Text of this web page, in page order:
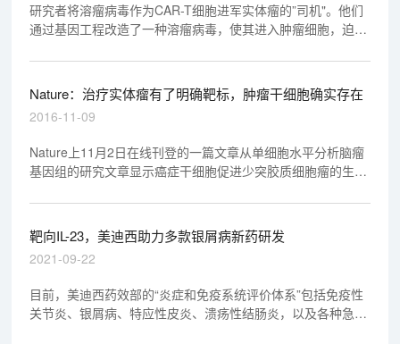
研究者将溶瘤病毒作为CAR-T细胞进军实体瘤的”司机"。他们
通过基因工程改造了一种溶瘤病毒，使其进入肿瘤细胞，迫使
这种溶瘤病毒（被称为OV19t）能在三阴性乳腺癌细胞系以及
胰腺癌、前列腺癌、卵巢癌和头颈癌、脑肿瘤细胞中起效。
Nature：治疗实体瘤有了明确靶标，肿瘤干细胞确实存在
2016-11-09
Nature上11月2日在线刊登的一篇文章从单细胞水平分析脑瘤
基因组的研究文章显示癌症干细胞促进少突胶质细胞瘤的生
靶向IL-23，美迪西助力多款银屑病新药研发
2021-09-22
目前，美迪西药效部的“炎症和免疫系统评价体系”包括免疫性
关节炎、银屑病、特应性皮炎、溃疡性结肠炎，以及各种急慢